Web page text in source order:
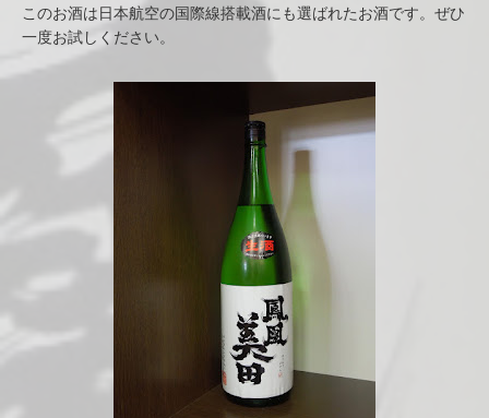
このお酒は日本航空の国際線搭載酒にも選ばれたお酒です。ぜひ
一度お試しください。